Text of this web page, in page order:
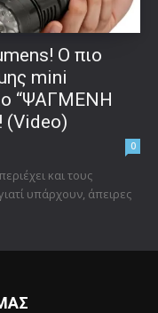
Ο πιο
mini
“ΨΑΓΜΕΝΗ
0
και τους
υπάρχουν, άπειρες